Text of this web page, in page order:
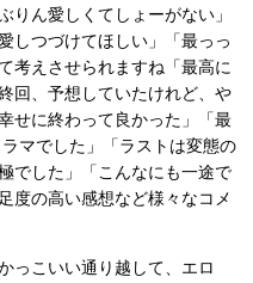
りん愛しくてしょーがない」
しつづけてほしい」「最っっ
考えさせられますね「最高に
回、予想していたけれど、や
せに終わって良かった」「最
マでした」「ラストは変態の
でした」「こんなにも一途で
度の高い感想など様々なコメ
っこいい通り越して、エロ